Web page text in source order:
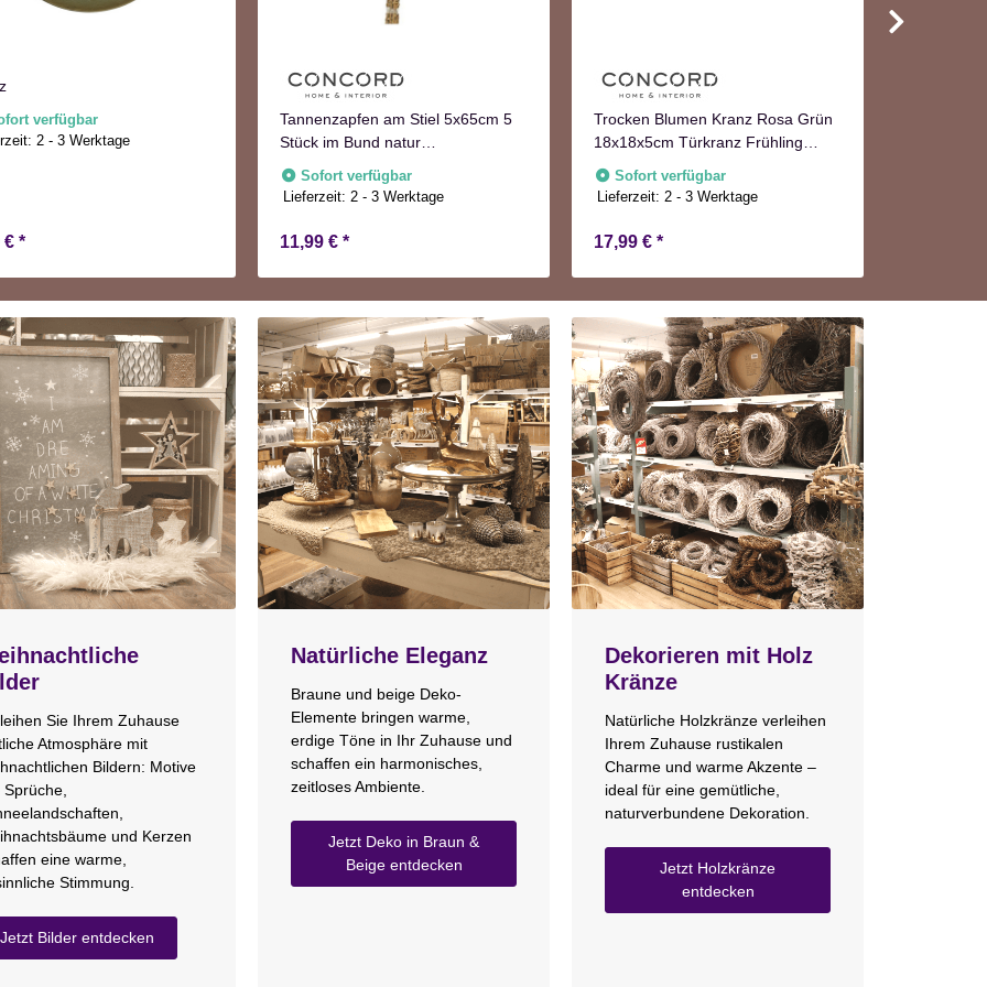
verfügbar
2 - 3 Werktage
€ *
Tannenzapfen am Stiel 5x65cm 5
Stück im Bund natur
Adventskranzdeko
Sofort verfügbar
Lieferzeit:2 - 3 Werktage
11,99 € *
Trocken Blumen Kranz Rosa Grün
18x18x5cm Türkranz Frühling
Herbst
Sofort verfügbar
Lieferzeit:2 - 3 Werktage
17,99 € *
Sie Ihrem Zuhause
Atmosphäre mit
Bildern: Motive
Sprüche,
und Kerzen
eine warme,
Stimmung.
Jetzt Bilder entdecken
Natürliche Eleganz
Braune und beige Deko-
Elemente bringen warme,
erdige Töne in Ihr Zuhause und
schaffen ein harmonisches,
zeitloses Ambiente.
Jetzt Deko in Braun &
Beige entdecken
Dekorieren mit Holz
Kränze
Natürliche Holzkränze verleihen
Ihrem Zuhause rustikalen
Charme und warme Akzente –
ideal für eine gemütliche,
naturverbundene Dekoration.
Jetzt Holzkränze
entdecken